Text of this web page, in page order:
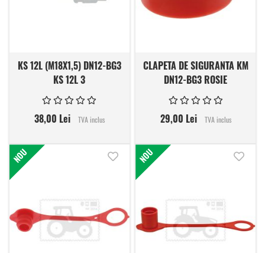
KS 12L (M18X1,5) DN12-BG3
KS 12L 3
38,00 Lei TVA inclus
CLAPETA DE SIGURANTA KM
DN12-BG3 ROSIE
29,00 Lei TVA inclus
NOU Adauga in lista de dorinte
NOU